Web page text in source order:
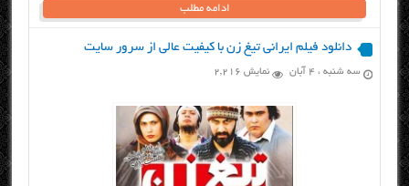
ادامه مطلب
دانلود فیلم ایرانی تیغ زن با کیفیت عالی از سرور سایت
سه شنبه ، ۴ آبان نمایش 2,216